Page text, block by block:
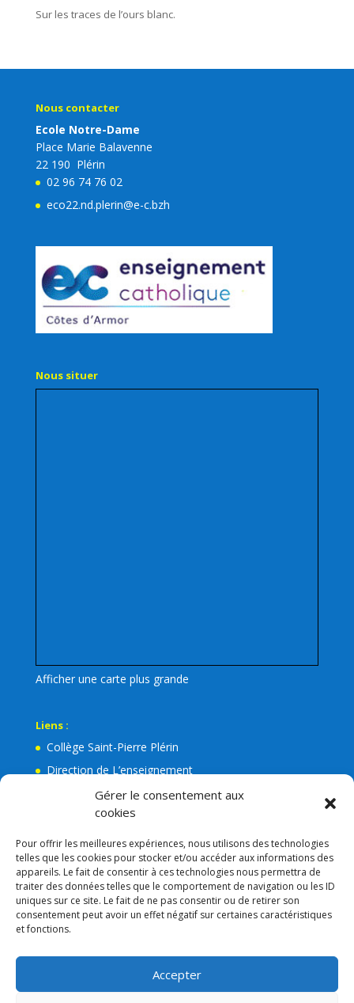
Gérer le consentement aux
cookies
Pour offrir les meilleures expériences, nous utilisons des technologies
telles que les cookies pour stocker et/ou accéder aux informations des
appareils. Le fait de consentir à ces technologies nous permettra de
traiter des données telles que le comportement de navigation ou les ID
uniques sur ce site. Le fait de ne pas consentir ou de retirer son
consentement peut avoir un effet négatif sur certaines caractéristiques
et fonctions.
Accepter
Sur les traces de l’ours blanc.
Nous contacter
Ecole Notre-Dame
Place Marie Balavenne
22 190 Plérin
02 96 74 76 02
eco22.nd.plerin@e-c.bzh
Nous situer
Afficher une carte plus grande
Liens :
Collège Saint-Pierre Plérin
Direction de L’enseignement
La Mairie de Plérin
Ecole Jean Leuduger Plérin
Facebook de l’Apel Notre-Dame
Lien admin
Mentions légales
RGPD
Consigne VIGIPIRAT
Nos partenaires